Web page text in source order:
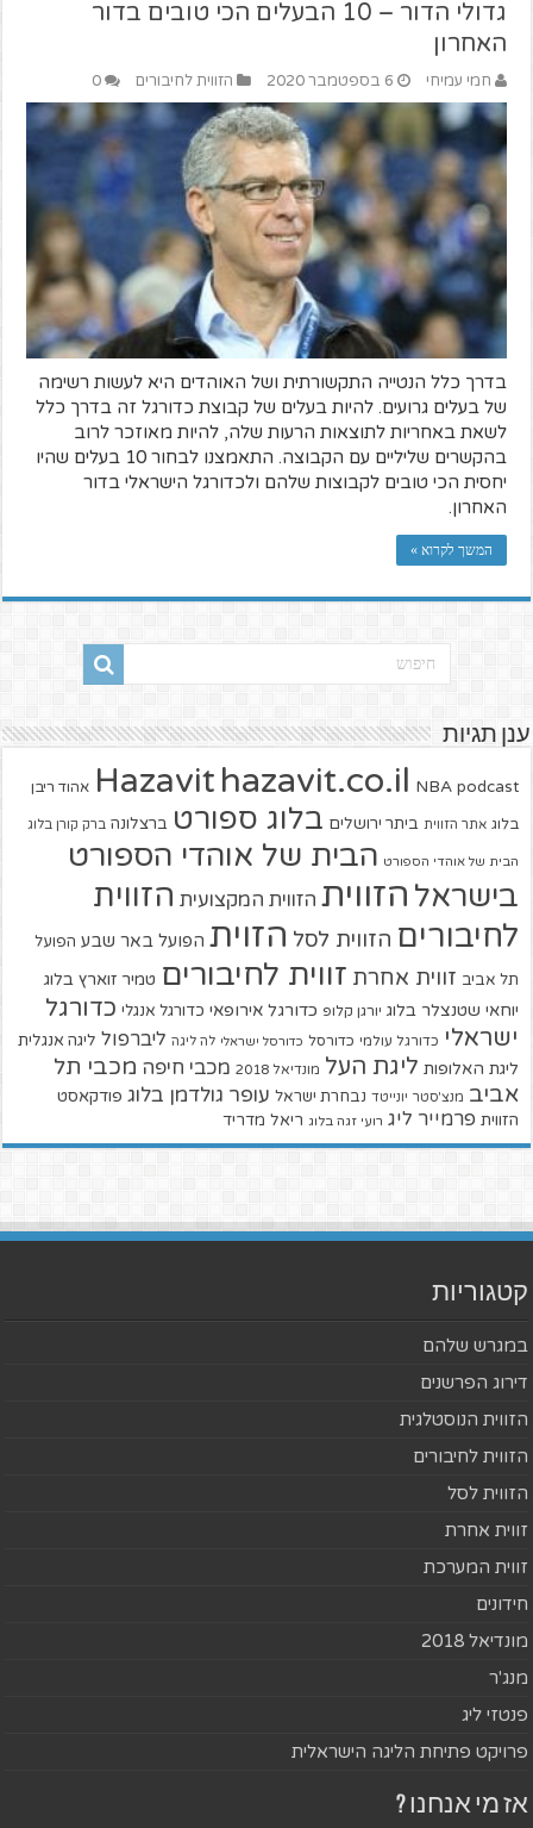
גדולי הדור – 10 הבעלים הכי טובים בדור
האחרון
חמי עמיחי 6 בספטמבר 2020 הזווית לחיבורים 0
בדרך כלל הנטייה התקשורתית ושל האוהדים היא לעשות רשימה
של בעלים גרועים. להיות בעלים של קבוצת כדורגל זה בדרך כלל
לשאת באחריות לתוצאות הרעות שלה, להיות מאוזכר לרוב
בהקשרים שליליים עם הקבוצה. התאמצנו לבחור 10 בעלים שהיו
יחסית הכי טובים לקבוצות שלהם ולכדורגל הישראלי בדור
האחרון.
המשך לקרוא »
ענן תגיות
Hazavit hazavit.co.il NBA podcast אהוד ריבן
בלוג אתר הזווית ביתר ירושלים בלוג ספורט ברצלונה ברק קורן בלוג
הבית של אוהדי הספורט הבית של אוהדי הספורט
בישראל הזווית הזווית המקצועית הזווית
לחיבורים הזווית לסל הזוית הפועל באר שבע הפועל
תל אביב זווית אחרת זווית לחיבורים טמיר זוארץ בלוג
יוחאי שטנצלר בלוג יורגן קלופ כדורגל אירופאי כדורגל אנגלי כדורגל
ישראלי כדורגל עולמי כדורסל כדורסל ישראלי לה ליגה ליברפול ליגה אנגלית
ליגת האלופות ליגת העל מונדיאל 2018 מכבי חיפה מכבי תל
אביב מנצ'סטר יונייטד נבחרת ישראל עופר גולדמן בלוג פודקאסט
הזווית פרמייר ליג רועי זגה בלוג ריאל מדריד
קטגוריות
במגרש שלהם
דירוג הפרשנים
הזווית הנוסטלגית
הזווית לחיבורים
הזווית לסל
זווית אחרת
זווית המערכת
חידונים
מונדיאל 2018
מנג'ר
פנטזי ליג
פרויקט פתיחת הליגה הישראלית
אז מי אנחנו ?